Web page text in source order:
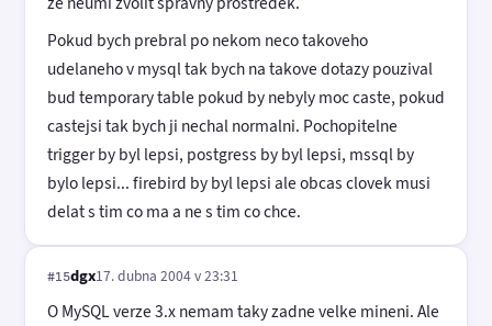
Pokud bych prebral po nekom neco takoveho
udelaneho v mysql tak bych na takove dotazy pouzival
bud temporary table pokud by nebyly moc caste, pokud
castejsi tak bych ji nechal normalni. Pochopitelne
trigger by byl lepsi, postgress by byl lepsi, mssql by
bylo lepsi... firebird by byl lepsi ale obcas clovek musi
delat s tim co ma a ne s tim co chce.
#15dgx17. dubna 2004 v 23:31
O MySQL verze 3.x nemam taky zadne velke mineni. Ale